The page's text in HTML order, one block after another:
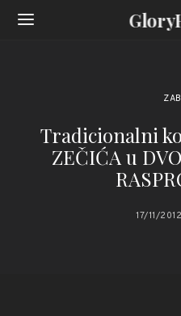
Tradicionalni
ZEČIĆA u
17/11/2012